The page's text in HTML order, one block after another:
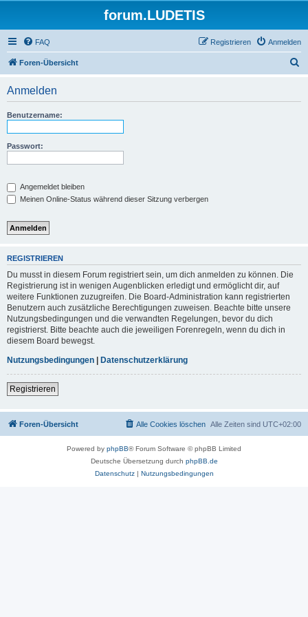
forum.LUDETIS
FAQ Anmelden
Registrieren
Foren-Übersicht
Anmelden
Benutzername:
Passwort:
Angemeldet bleiben
Meinen Online-Status während dieser Sitzung verbergen
REGISTRIEREN
Du musst in diesem Forum registriert sein, um dich anmelden zu können. Die
Registrierung ist in wenigen Augenblicken erledigt und ermöglicht dir, auf
weitere Funktionen zuzugreifen. Die Board-Administration kann registrierten
Benutzern auch zusätzliche Berechtigungen zuweisen. Beachte bitte unsere
Nutzungsbedingungen und die verwandten Regelungen, bevor du dich
registrierst. Bitte beachte auch die jeweiligen Forenregeln, wenn du dich in
diesem Board bewegst.
Nutzungsbedingungen | Datenschutzerklärung
Registrieren
Foren-Übersicht Alle Zeiten sind UTC+02:00
Alle Cookies löschen
Powered by phpBB® Forum Software © phpBB Limited
Deutsche Übersetzung durch phpBB.de
Datenschutz| Nutzungsbedingungen